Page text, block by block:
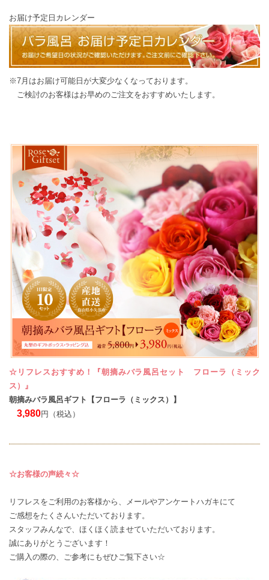
お届け予定日カレンダー
※7月はお届け可能日が大変少なくなっております。
ご検討のお客様はお早めのご注文をおすすめいたします。
☆リフレスおすすめ！『朝摘みバラ風呂セット フローラ（ミック
ス）』
朝摘みバラ風呂ギフト【フローラ（ミックス）】
3,980円（税込）
☆お客様の声続々☆
リフレスをご利用のお客様から、メールやアンケートハガキにて
ご感想をたくさんいただいております。
スタッフみんなで、ほくほく読ませていただいております。
誠にありがとうございます！
ご購入の際の、ご参考にもぜひご覧下さい☆